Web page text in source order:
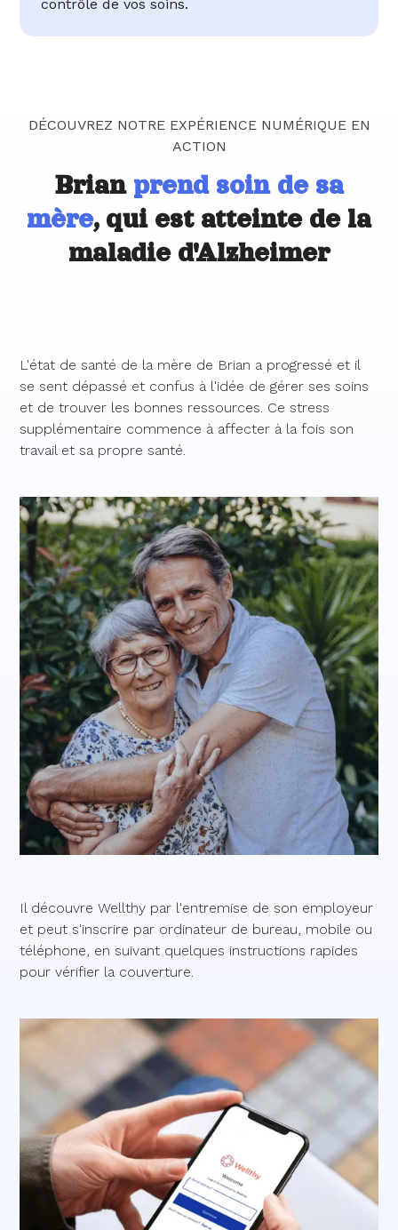
contrôle de vos soins.
DÉCOUVREZ NOTRE EXPÉRIENCE NUMÉRIQUE EN
ACTION
Brian prend soin de sa
mère, qui est atteinte de la
maladie d'Alzheimer
L'état de santé de la mère de Brian a progressé et il
se sent dépassé et confus à l'idée de gérer ses soins
et de trouver les bonnes ressources. Ce stress
supplémentaire commence à affecter à la fois son
travail et sa propre santé.
Il découvre Wellthy par l'entremise de son employeur
et peut s'inscrire par ordinateur de bureau, mobile ou
téléphone, en suivant quelques instructions rapides
pour vérifier la couverture.